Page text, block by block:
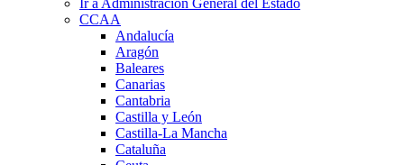
CCAA
Andalucía
Aragón
Baleares
Canarias
Cantabria
Castilla y León
Castilla-La Mancha
Cataluña